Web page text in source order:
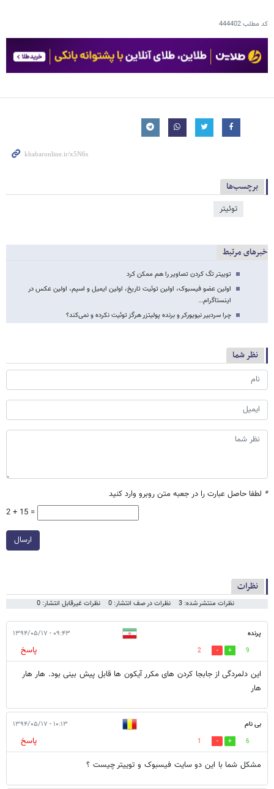
کد مطلب444402
برچسب‌ها
توئیتر
خبرهای مرتبط
توییتر تگ کردن تصاویر را هم ممکن کرد
اولین عضو فیسبوک، اولین توئیت تاریخ، اولین ایمیل و اسپم، اولین عکس در
اینستاگرام…
چرا سردبیر نیویورکر و برنده پولیتزر هرگز توئیت نکرده و نمی‌کند؟
نظر شما
* لطفا حاصل عبارت را در جعبه متن روبرو وارد کنید
2 + 15 =
ارسال
نظرات
نظرات منتشر شده: 3 نظرات در صف انتشار: 0 نظرات غیرقابل انتشار: 0
پرنده ۰۹:۴۳ - ۱۳۹۴/۰۵/۱۷
9
2
پاسخ
این دلمردگی از جابجا کردن های مکرر آیکون ها قابل پیش بینی بود. هار هار
هار
بی نام ۱۰:۱۳ - ۱۳۹۴/۰۵/۱۷
6
1
پاسخ
مشکل شما با این دو سایت فیسبوک و توییتر چیست ؟